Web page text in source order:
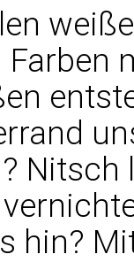
Nitsch
hin?